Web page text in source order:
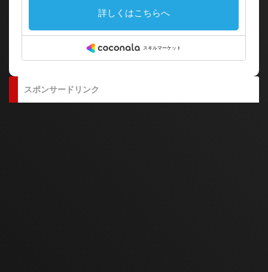
スポンサードリンク